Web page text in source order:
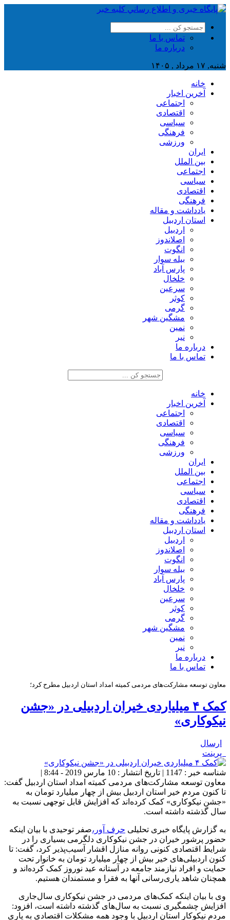
تماس با ما
درباره ما
شنبه, ۱۷ مرداد , ۱۴۰۵
خانه
آخرین اخبار
اجتماعی
اقتصادی
سیاسی
فرهنگی
ورزشی
ایران
بین الملل
اجتماعی
سیاسی
اقتصادی
فرهنگی
یادداشت و مقاله
استان اردبیل
اردبیل
اصلاندوز
انگوت
بیله سوار
پارس آباد
خلخال
سرعین
کوثر
گرمی
مشگین شهر
نمین
نیر
درباره ما
تماس با ما
خانه
آخرین اخبار
اجتماعی
اقتصادی
سیاسی
فرهنگی
ورزشی
ایران
بین الملل
اجتماعی
سیاسی
اقتصادی
فرهنگی
یادداشت و مقاله
استان اردبیل
اردبیل
اصلاندوز
انگوت
بیله سوار
پارس آباد
خلخال
سرعین
کوثر
گرمی
مشگین شهر
نمین
نیر
درباره ما
تماس با ما
معاون توسعه مشارکت‌های مردمی کمیته امداد استان اردبیل مطرح کرد؛
کمک‌ ۴ میلیاردی خیران اردبیلی در «جشن
نیکوکاری»
ارسال
پرینت
شناسه خبر : 1147 | تاریخ انتشار : 10 مارس 2019 - 8:44 |
معاون توسعه مشارکت‌های مردمی کمیته امداد استان اردبیل گفت:
تا کنون مردم خیر استان اردبیل بیش از چهار میلیارد تومان به
«جشن نیکوکاری» کمک کرده‌اند که افزایش قابل توجهی نسبت به
سال گذشته داشته است.
به گزارش پایگاه خبری تحلیلی حرف آور،صفر توحیدی با بیان اینکه
حضور پرشور خیران در جشن نیکوکاری دلگرمی بسیاری را در
شرایط اقتصادی کنونی روانه منازل اقشار آسیب‌پذیر کرد، گفت: تا
کنون اردبیلی‌های خیر بیش از چهار میلیارد تومان به خانوار تحت
حمایت و افراد نیازمند جامعه در آستانه عید نوروز کمک کرده‌اند و
همچنان شاهد یاری‌رسانی آنها به فقرا و مستمندان هستیم.
وی با بیان اینکه کمک‌های مردمی در جشن نیکوکاری سال‌جاری
افزایش چشمگیری نسبت به سال‌های گذشته داشته است، افزود:
مردم نیکوکار استان اردبیل با وجود همه مشکلات اقتصادی به یاری